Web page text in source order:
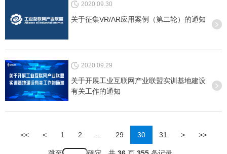
2020.09.30
关于征集VR/AR应用案例（第二轮）的通知
2020.09.29
关于开展工业互联网产业联盟实训基地建设
有关工作的通知
<< < 1 2 29 30 31 > >>